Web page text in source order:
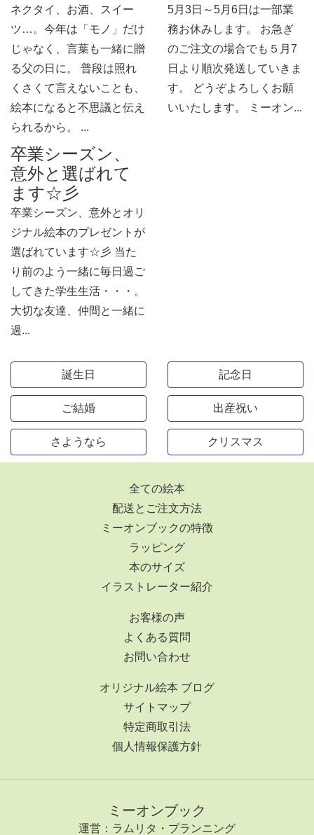
ネクタイ、お酒、スイー
ツ…。今年は「モノ」だけ
じゃなく、言葉も一緒に贈
る父の日に。 普段は照れ
くさくて言えないことも、
絵本になると不思議と伝え
られるから。 ...
5月3日～5月6日は一部業
務お休みします。 お急ぎ
のご注文の場合でも５月7
日より順次発送していきま
す。 どうぞよろしくお願
いいたします。 ミーオン...
卒業シーズン、
意外と選ばれて
ます☆彡
卒業シーズン、意外とオリ
ジナル絵本のプレゼントが
選ばれています☆彡 当た
り前のよう一緒に毎日過ご
してきた学生生活・・・。
大切な友達、仲間と一緒に
過...
誕生日 記念日
ご結婚 出産祝い
さようなら クリスマス
全ての絵本
配送とご注文方法
ミーオンブックの特徴
ラッピング
本のサイズ
イラストレーター紹介
お客様の声
よくある質問
お問い合わせ
オリジナル絵本 ブログ
サイトマップ
特定商取引法
個人情報保護方針
ミーオンブック
運営：ラムリタ・プランニング